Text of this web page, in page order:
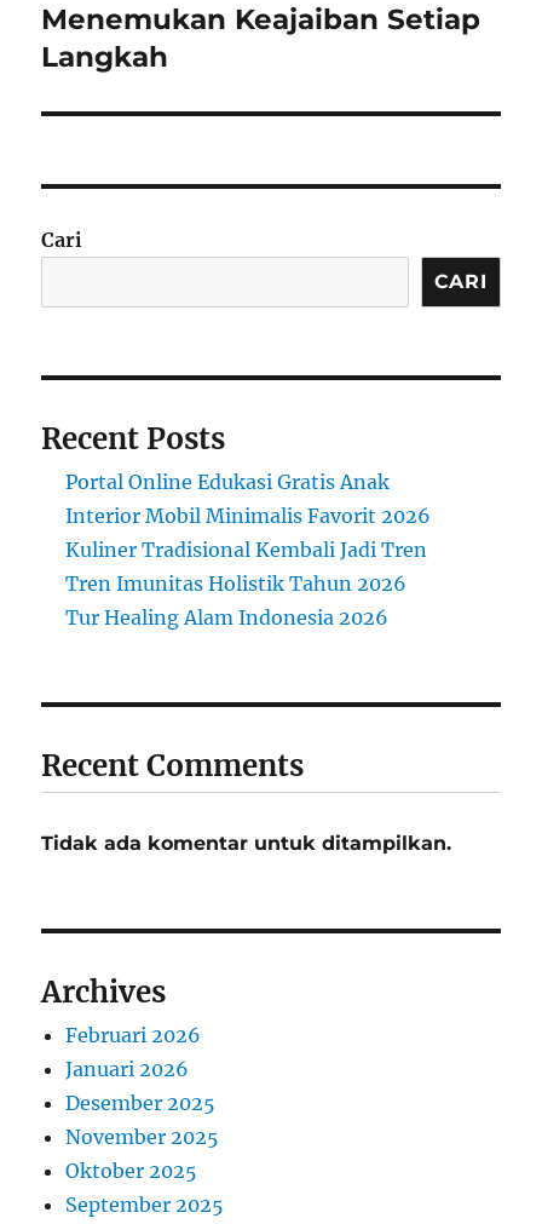
Next
post:
Menemukan Keajaiban Setiap
Langkah
Cari
CARI
Recent Posts
Portal Online Edukasi Gratis Anak
Interior Mobil Minimalis Favorit 2026
Kuliner Tradisional Kembali Jadi Tren
Tren Imunitas Holistik Tahun 2026
Tur Healing Alam Indonesia 2026
Recent Comments
Tidak ada komentar untuk ditampilkan.
Archives
Februari 2026
Januari 2026
Desember 2025
November 2025
Oktober 2025
September 2025